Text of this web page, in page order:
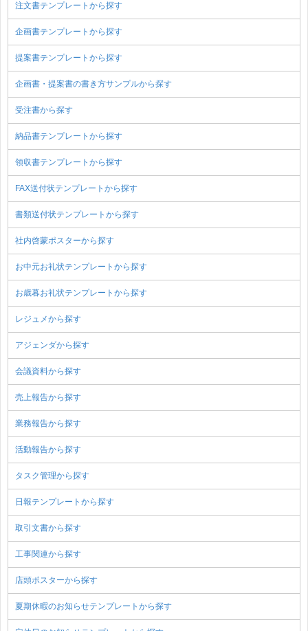
注文書テンプレートから探す
企画書テンプレートから探す
提案書テンプレートから探す
企画書・提案書の書き方サンプルから探す
受注書から探す
納品書テンプレートから探す
領収書テンプレートから探す
FAX送付状テンプレートから探す
書類送付状テンプレートから探す
社内啓蒙ポスターから探す
お中元お礼状テンプレートから探す
お歳暮お礼状テンプレートから探す
レジュメから探す
アジェンダから探す
会議資料から探す
売上報告から探す
業務報告から探す
活動報告から探す
タスク管理から探す
日報テンプレートから探す
取引文書から探す
工事関連から探す
店頭ポスターから探す
夏期休暇のお知らせテンプレートから探す